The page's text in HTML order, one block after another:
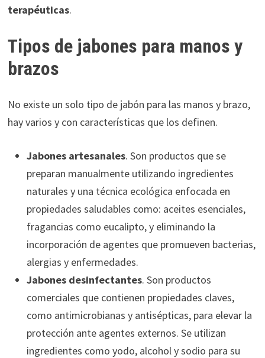
terapéuticas.
Tipos de jabones para manos y
brazos
No existe un solo tipo de jabón para las manos y brazo,
hay varios y con características que los definen.
Jabones artesanales. Son productos que se
preparan manualmente utilizando ingredientes
naturales y una técnica ecológica enfocada en
propiedades saludables como: aceites esenciales,
fragancias como eucalipto, y eliminando la
incorporación de agentes que promueven bacterias,
alergias y enfermedades.
Jabones desinfectantes. Son productos
comerciales que contienen propiedades claves,
como antimicrobianas y antisépticas, para elevar la
protección ante agentes externos. Se utilizan
ingredientes como yodo, alcohol y sodio para su